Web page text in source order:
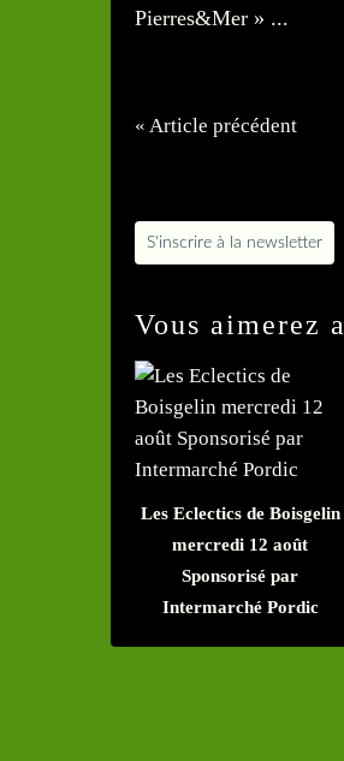
Pierres&Mer » ...
« Article précédent
S'inscrire à la newsletter
Vous aimerez
Les Eclectics de Boisgelin
mercredi 12 août
Sponsorisé par
Intermarché Pordic